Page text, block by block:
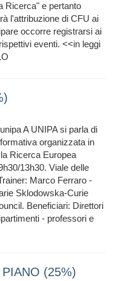
Ricerca" e pertanto
l'attribuzione di CFU ai
occorre registrarsi ai
eventi. <<in leggi
A UNIPA si parla di
organizzata in
Ricerca Europea
13h30. Viale delle
Marco Ferraro -
Sklodowska-Curie
Beneficiari: Direttori
- professori e
(25%)